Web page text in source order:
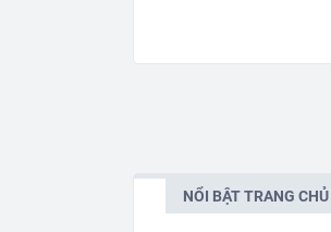
NỔI BẬT TRANG CHỦ